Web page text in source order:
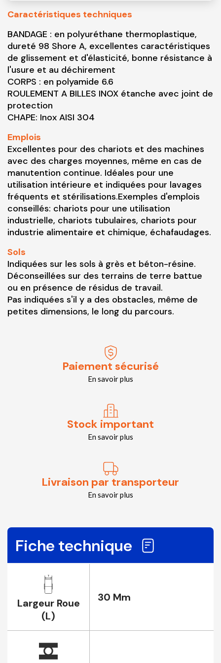
Caractéristiques techniques
BANDAGE : en polyuréthane thermoplastique,
dureté 98 Shore A, excellentes caractéristiques
de glissement et d'élasticité, bonne résistance à
l'usure et au déchirement
CORPS : en polyamide 6.6
ROULEMENT A BILLES INOX étanche avec joint de
protection
CHAPE: Inox AISI 304
Emplois
Excellentes pour des chariots et des machines
avec des charges moyennes, même en cas de
manutention continue. Idéales pour une
utilisation intérieure et indiquées pour lavages
fréquents et stérilisations.Exemples d'emplois
conseillés: chariots pour une utilisation
industrielle, chariots tubulaires, chariots pour
industrie alimentaire et chimique, échafaudages.
Sols
Indiquées sur les sols à grès et béton-résine.
Déconseillées sur des terrains de terre battue
ou en présence de résidus de travail.
Pas indiquées s'il y a des obstacles, même de
petites dimensions, le long du parcours.
Paiement sécurisé
En savoir plus
Stock important
En savoir plus
Livraison par transporteur
En savoir plus
Fiche technique
Largeur Roue
(L)
30 Mm